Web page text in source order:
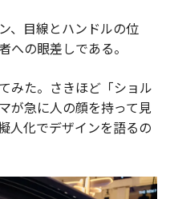
、目線とハンドルの位
への眼差しである。
みた。さきほど「ショル
が急に人の顔を持って見
人化でデザインを語るの